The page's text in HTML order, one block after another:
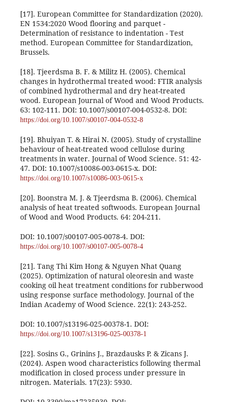
[17]. European Committee for Standardization (2020).
EN 1534:2020 Wood flooring and parquet -
Determination of resistance to indentation - Test
method. European Committee for Standardization,
Brussels.
[18]. Tjeerdsma B. F. & Militz H. (2005). Chemical
changes in hydrothermal treated wood: FTIR analysis
of combined hydrothermal and dry heat-treated
wood. European Journal of Wood and Wood Products.
63: 102-111. DOI: 10.1007/s00107-004-0532-8. DOI:
https://doi.org/10.1007/s00107-004-0532-8
[19]. Bhuiyan T. & Hirai N. (2005). Study of crystalline
behaviour of heat-treated wood cellulose during
treatments in water. Journal of Wood Science. 51: 42-
47. DOI: 10.1007/s10086-003-0615-x. DOI:
https://doi.org/10.1007/s10086-003-0615-x
[20]. Boonstra M. J. & Tjeerdsma B. (2006). Chemical
analysis of heat treated softwoods. European Journal
of Wood and Wood Products. 64: 204-211.
DOI: 10.1007/s00107-005-0078-4. DOI:
https://doi.org/10.1007/s00107-005-0078-4
[21]. Tang Thi Kim Hong & Nguyen Nhat Quang
(2025). Optimization of natural oleoresin and waste
cooking oil heat treatment conditions for rubberwood
using response surface methodology. Journal of the
Indian Academy of Wood Science. 22(1): 243-252.
DOI: 10.1007/s13196-025-00378-1. DOI:
https://doi.org/10.1007/s13196-025-00378-1
[22]. Sosins G., Grinins J., Brazdausks P. & Zicans J.
(2024). Aspen wood characteristics following thermal
modification in closed process under pressure in
nitrogen. Materials. 17(23): 5930.